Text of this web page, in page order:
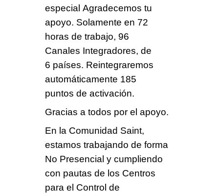
especial Agradecemos tu
apoyo. Solamente en 72
horas de trabajo, 96
Canales Integradores, de
6 países. Reintegraremos
automáticamente 185
puntos de activación.
Gracias a todos por el apoyo.
En la Comunidad Saint,
estamos trabajando de forma
No Presencial y cumpliendo
con pautas de los Centros
para el Control de